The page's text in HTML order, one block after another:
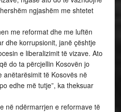
ngjashëm me shtetet
me reformat dhe me luftën
dhe korrupsionit, janë çështje
e liberalizimit të vizave. Ato
do ta përcjellin Kosovën jo
anëtarësimit të Kosovës në
edhe më tutje”, ka theksuar
në ndërmarrjen e reformave të